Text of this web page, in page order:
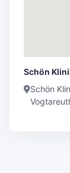
Schön
Schön